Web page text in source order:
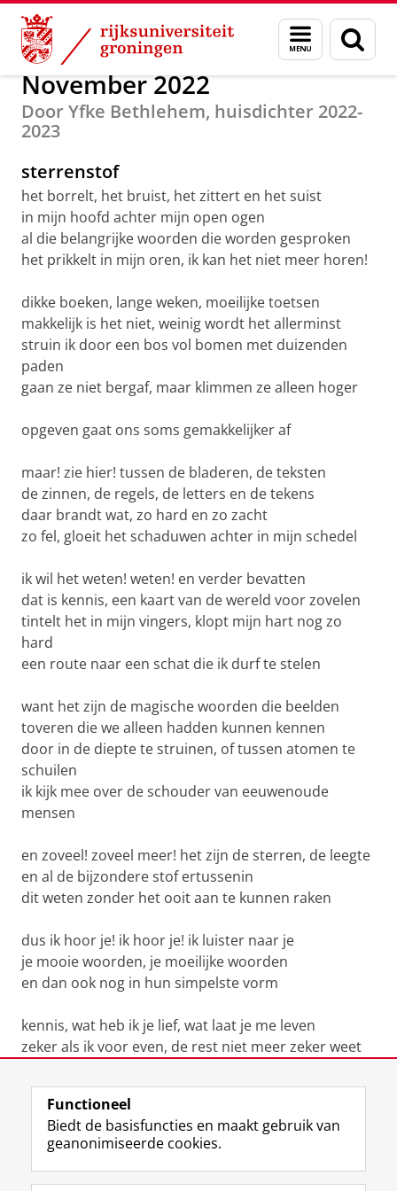
Skip
Content
Skip
Navigation
Menu
en
zoeken
Over ons Profiel Gedichten van de huisdichter
November 2022
Door Yfke Bethlehem, huisdichter 2022-
2023
sterrenstof
het borrelt, het bruist, het zittert en het suist
in mijn hoofd achter mijn open ogen
al die belangrijke woorden die worden gesproken
het prikkelt in mijn oren, ik kan het niet meer horen!
dikke boeken, lange weken, moeilijke toetsen
makkelijk is het niet, weinig wordt het allerminst
struin ik door een bos vol bomen met duizenden
paden
gaan ze niet bergaf, maar klimmen ze alleen hoger
opgeven gaat ons soms gemakkelijker af
maar! zie hier! tussen de bladeren, de teksten
de zinnen, de regels, de letters en de tekens
daar brandt wat, zo hard en zo zacht
zo fel, gloeit het schaduwen achter in mijn schedel
ik wil het weten! weten! en verder bevatten
dat is kennis, een kaart van de wereld voor zovelen
tintelt het in mijn vingers, klopt mijn hart nog zo
hard
een route naar een schat die ik durf te stelen
want het zijn de magische woorden die beelden
toveren die we alleen hadden kunnen kennen
door in de diepte te struinen, of tussen atomen te
schuilen
ik kijk mee over de schouder van eeuwenoude
mensen
en zoveel! zoveel meer! het zijn de sterren, de leegte
en al de bijzondere stof ertussenin
dit weten zonder het ooit aan te kunnen raken
dus ik hoor je! ik hoor je! ik luister naar je
je mooie woorden, je moeilijke woorden
en dan ook nog in hun simpelste vorm
kennis, wat heb ik je lief, wat laat je me leven
zeker als ik voor even, de rest niet meer zeker weet
Laatst gewijzigd: 08 maart 2023 15:30
Volg de RUG
F
L
R I
Y
Functioneel
Biedt de basisfuncties en maakt gebruik van
geanonimiseerde cookies.